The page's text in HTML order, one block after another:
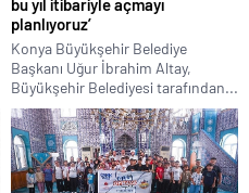
bu yıl itibariyle açmayı
planlıyoruz’
Konya Büyükşehir Belediye
Başkanı Uğur İbrahim Altay,
Büyükşehir Belediyesi tarafından...